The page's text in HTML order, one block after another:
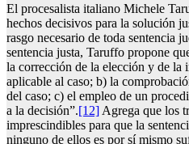
El procesalista italiano Michele
hechos decisivos para la solución
rasgo necesario de toda sentencia
sentencia justa, Taruffo propone
la corrección de la elección y de la
aplicable al caso; b) la
del caso; c) el empleo de un
a la decisión”.[12] Agrega que los
imprescindibles para que la
ninguno de ellos es por sí mismo